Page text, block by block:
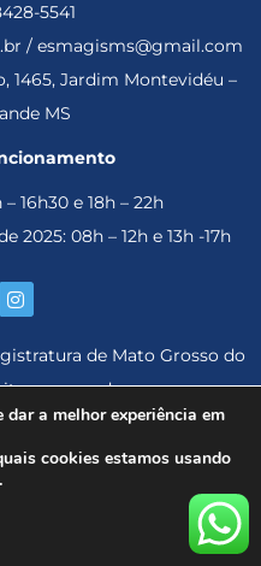
5541
/ esmagisms@gmail.com
1465, Jardim Montevidéu –
MS
16h30 e 18h – 22h
2025: 08h – 12h e 13h -17h
de Mato Grosso do
reservados.
a melhor experiência em
cookies estamos usando